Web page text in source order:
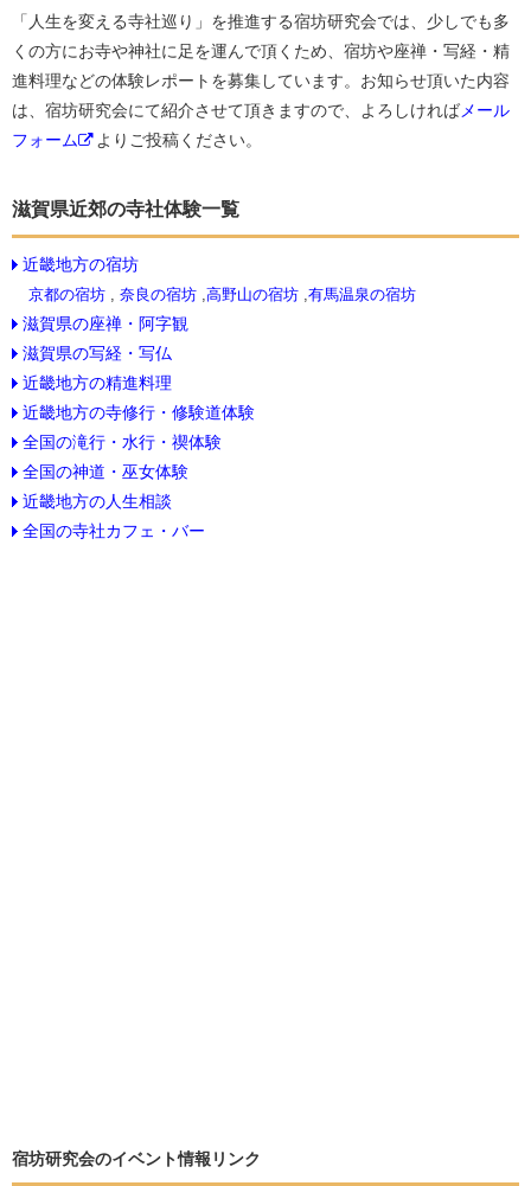
「人生を変える寺社巡り」を推進する宿坊研究会では、少しでも多
くの方にお寺や神社に足を運んで頂くため、宿坊や座禅・写経・精
進料理などの体験レポートを募集しています。お知らせ頂いた内容
は、宿坊研究会にて紹介させて頂きますので、よろしければ メール
フォーム
よりご投稿ください。
滋賀県近郊の寺社体験一覧
近畿地方の宿坊
京都の宿坊 奈良の宿坊 高野山の宿坊 有馬温泉の宿坊
滋賀県の座禅・阿字観
滋賀県の写経・写仏
近畿地方の精進料理
近畿地方の寺修行・修験道体験
全国の滝行・水行・禊体験
全国の神道・巫女体験
近畿地方の人生相談
全国の寺社カフェ・バー
宿坊研究会のイベント情報リンク